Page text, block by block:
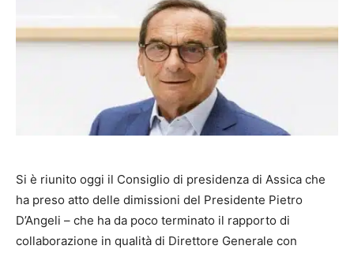
Si è riunito oggi il Consiglio di presidenza di Assica che
ha preso atto delle dimissioni del Presidente Pietro
D’Angeli – che ha da poco terminato il rapporto di
collaborazione in qualità di Direttore Generale con